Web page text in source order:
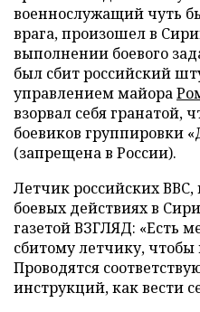
военнослужащий чуть
врага, произошел в
выполнении боевого
был сбит российский
управлением майора
взорвал себя гранатой,
боевиков группировки
(запрещена в России).
Летчик российских
боевых действиях в
газетой ВЗГЛЯД: «Есть
сбитому летчику, чтобы
Проводятся
инструкций, как вести